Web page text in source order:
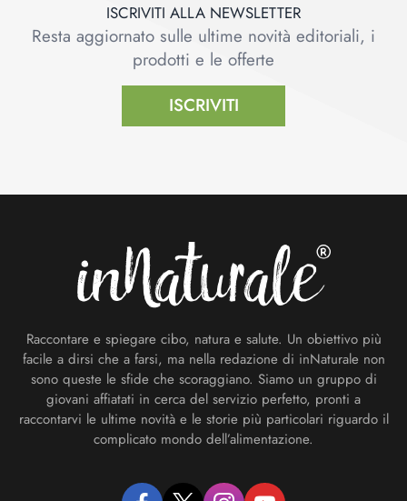
ISCRIVITI ALLA NEWSLETTER
Resta aggiornato sulle ultime novità editoriali, i
prodotti e le offerte
ISCRIVITI
Raccontare e spiegare cibo, natura e salute. Un obiettivo più
facile a dirsi che a farsi, ma nella redazione di inNaturale non
sono queste le sfide che scoraggiano. Siamo un gruppo di
giovani affiatati in cerca del servizio perfetto, pronti a
raccontarvi le ultime novità e le storie più particolari riguardo il
complicato mondo dell’alimentazione.